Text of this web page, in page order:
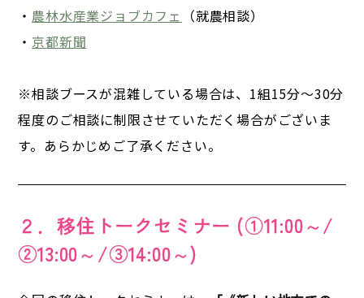
・ 農林水産業ジョブカフェ
（就農相談）
・京都新聞
※相談ブースが混雑している場合は、1組15分〜30分
程度のご相談に制限させていただく場合がございま
す。あらかじめご了承ください。
２．移住トークセミナー (①11:00～/
②13:00～/③14:00～)